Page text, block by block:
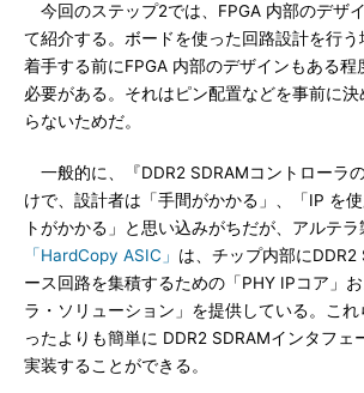
今回のステップ2では、FPGA 内部のデザ
て紹介する。ボードを使った回路設計を行う
着手する前にFPGA 内部のデザインもある程
必要がある。それはピン配置などを事前に
らないためだ。
一般的に、『DDR2 SDRAMコントローラ
けで、設計者は「手間がかかる」、「IP を
トがかかる」と思い込みがちだが、アルテ
「HardCopy ASIC」 は、チップ内部にDDR2
ース回路を集積するための「PHY IPコア」
ラ・ソリューション」を提供している。こ
ったよりも簡単に DDR2 SDRAMインタフェ
実装することができる。